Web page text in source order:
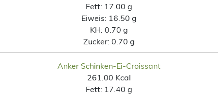
Fett: 17.00 g
Eiweis: 16.50 g
KH: 0.70 g
Zucker: 0.70 g
Anker Schinken-Ei-Croissant
261.00 Kcal
Fett: 17.40 g